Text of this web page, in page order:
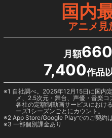
国内
アニメ見
月額660
7,400作品
1 自社調べ。2025年12月15日に国内
メ、2.5次元・舞台、声優・音楽コ
各社の定額制動画サービスにおけ
ーズ1シーズンごとにカウント。
2 App Store/Google Playでのご契約
3 一部個別課金あり